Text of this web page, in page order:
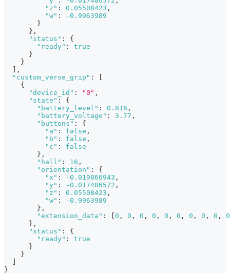
"z" : 0.05508423 ,
"w" :
-0.9963989
}
} ,
"status" :
{
"ready" :
true
}
}
] ,
"custom_verse_grip" :
[
{
"device_id" : "0" ,
"state" :
{
"battery_level" : 0.816 ,
"battery_voltage" : 3.77 ,
"buttons" :
{
"a" : false ,
"b" : false ,
"c" :
false
} ,
"hall" : 16 ,
"orientation" :
{
"x" : -0.019866943 ,
"y" : -0.017486572 ,
"z" : 0.05508423 ,
"w" :
-0.9963989
} ,
"extension_data" : [0 , 0 , 0 , 0 , 0 , 0 , 0 , 0 , 0 ,
0
} ,
"status" :
{
"ready" :
true
}
}
]
}